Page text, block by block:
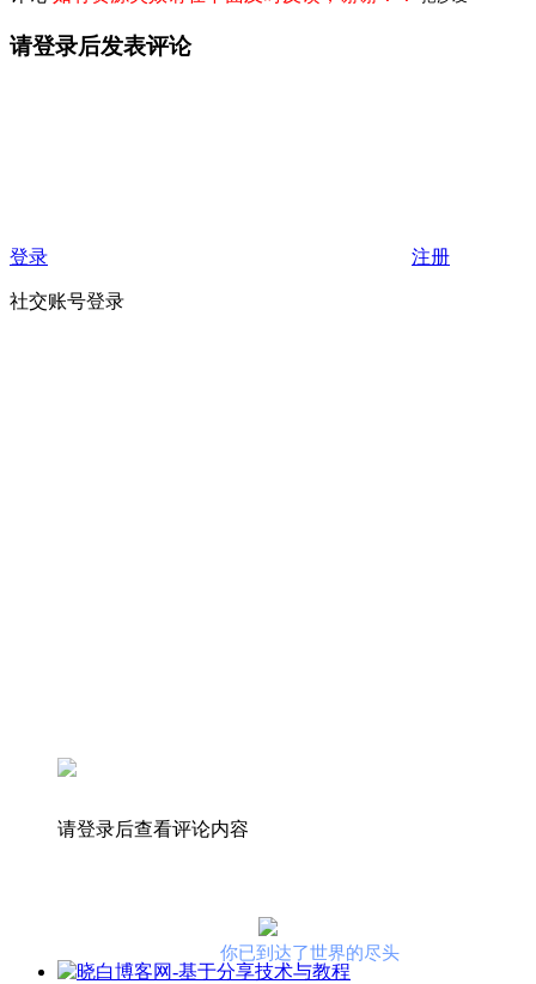
请登录后发表评论
登录 注册
社交账号登录
请登录后查看评论内容
你已到达了世界的尽头